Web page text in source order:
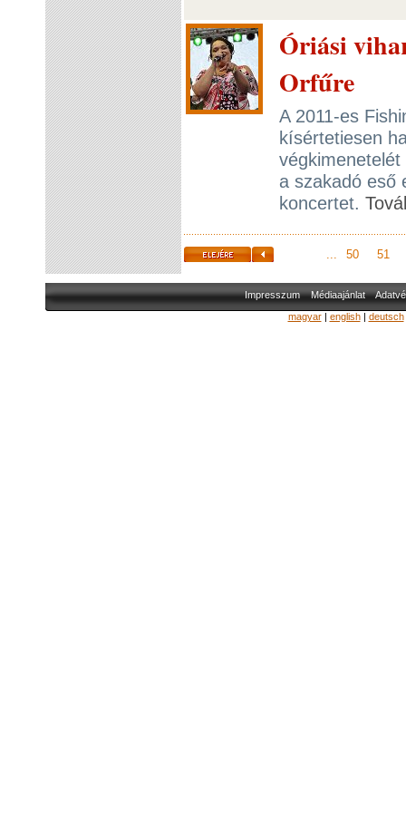
Óriási
Orfűre
A 2011-es
kísértetiesen
a szakadó eső
koncertet.
... 50 51
Impresszum Médiaajánlat
magyar| english| deutsch